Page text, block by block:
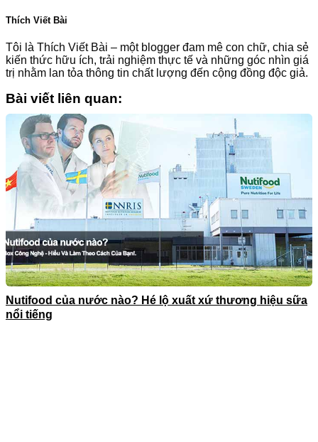
Thích Viết Bài
Tôi là Thích Viết Bài – một blogger đam mê con chữ, chia sẻ
kiến thức hữu ích, trải nghiệm thực tế và những góc nhìn giá
trị nhằm lan tỏa thông tin chất lượng đến cộng đồng độc giả.
Bài viết liên quan:
Nutifood của nước nào? Hé lộ xuất xứ thương hiệu sữa
nổi tiếng